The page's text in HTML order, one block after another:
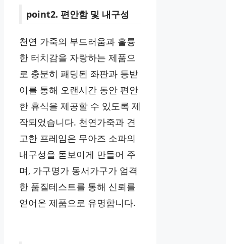
point2. 편안함 및 내구성
천연 가죽의 부드러움과 훌륭
한 터치감을 자랑하는 제품으
로 충분히 패딩된 좌판과 등받
이를 통해 오랜시간 동안 편안
한 휴식을 제공할 수 있도록 제
작되었습니다. 천연가죽과 견
고한 프레임은 무아즈 소파의
내구성을 돋보이게 만들어 주
며, 가구명가 동서가구가 엄격
한 품질테스트를 통해 신뢰를
얻어온 제품으로 유명합니다.